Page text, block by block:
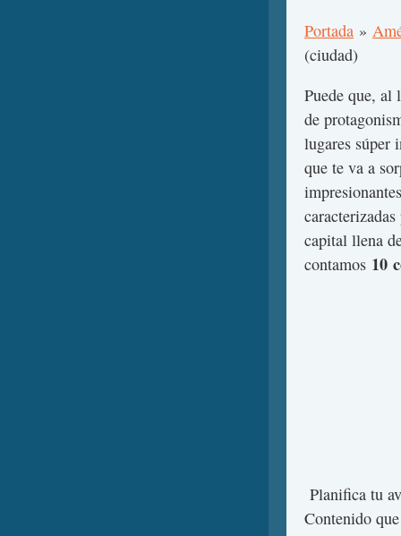
Portada »
(ciudad)
Puede que, al
de
lugares súper
que te va a
capital llena
contamos 10
Planifica tu
Contenido